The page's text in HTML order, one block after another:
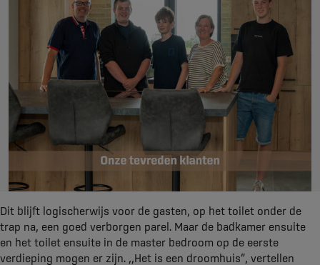
Dit blijft logischerwijs voor de gasten, op het toilet onder de
trap na, een goed verborgen parel. Maar de badkamer ensuite
en het toilet ensuite in de master bedroom op de eerste
verdieping mogen er zijn. ,,Het is een droomhuis”, vertellen